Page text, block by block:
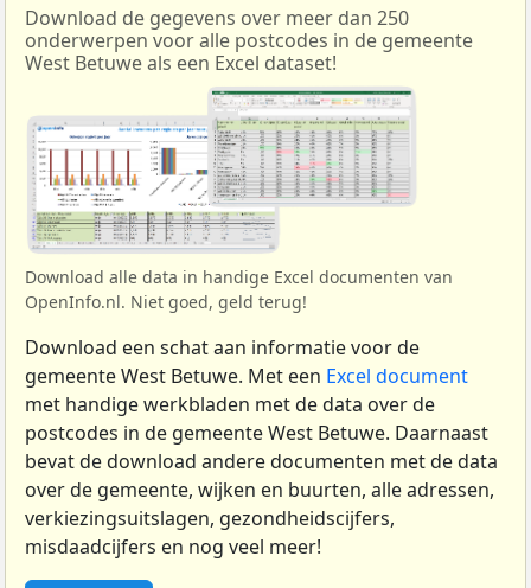
Download de gegevens over meer dan 250
onderwerpen voor alle postcodes in de gemeente
West Betuwe als een Excel dataset!
Download alle data in handige Excel documenten van
OpenInfo.nl. Niet goed, geld terug!
Download een schat aan informatie voor de
gemeente West Betuwe. Met een Excel document
met handige werkbladen met de data over de
postcodes in de gemeente West Betuwe. Daarnaast
bevat de download andere documenten met de data
over de gemeente, wijken en buurten, alle adressen,
verkiezingsuitslagen, gezondheidscijfers,
misdaadcijfers en nog veel meer!